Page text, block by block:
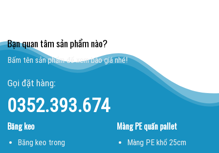
Bạn quan tâm sản phẩm nào?
Bấm tên sản phẩm để xem báo giá nhé!
Gọi đặt hàng:
0352.393.674
Băng keo
Băng keo trong
Màng PE quấn pallet
Màng PE khổ 25cm